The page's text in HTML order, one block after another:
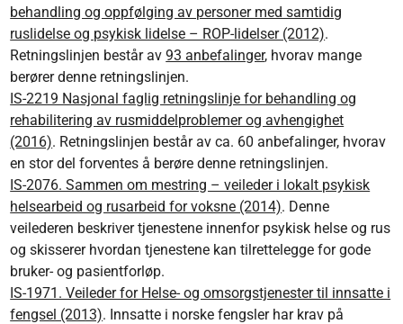
behandling og oppfølging av personer med samtidig
ruslidelse og psykisk lidelse – ROP-lidelser (2012).
Retningslinjen består av93 anbefalinger, hvorav mange
berører denne retningslinjen.
IS-2219 Nasjonal faglig retningslinje for behandling og
rehabilitering av rusmiddelproblemer og avhengighet
(2016). Retningslinjen består av ca. 60 anbefalinger, hvorav
en stor del forventes å berøre denne retningslinjen.
IS-2076. Sammen om mestring – veileder i lokalt psykisk
helsearbeid og rusarbeid for voksne (2014). Denne
veilederen beskriver tjenestene innenfor psykisk helse og rus
og skisserer hvordan tjenestene kan tilrettelegge for gode
bruker- og pasientforløp.
IS-1971. Veileder for Helse- og omsorgstjenester til innsatte i
fengsel (2013). Innsatte i norske fengsler har krav på